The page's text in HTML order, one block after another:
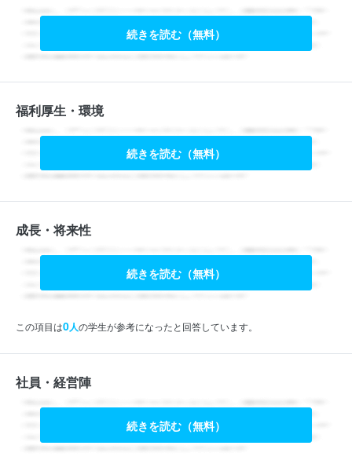
続きを読む（無料）
福利厚生・環境
続きを読む（無料）
成長・将来性
続きを読む（無料）
この項目は0人の学生が参考になったと回答しています。
社員・経営陣
続きを読む（無料）